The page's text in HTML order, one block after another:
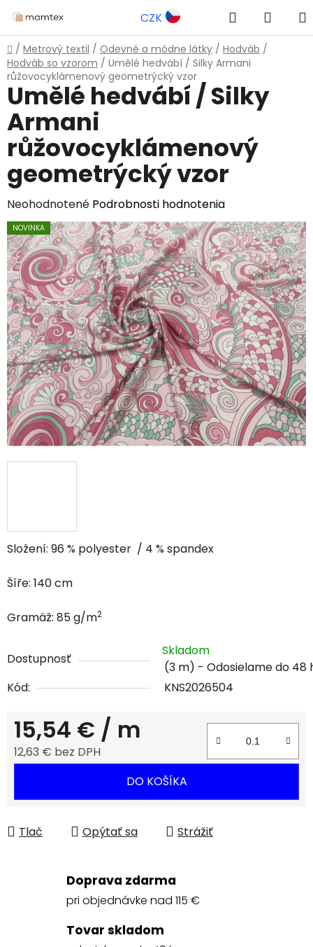
na
obsah
CZK Hľadať
KOŠÍK
Domov
/ Metrový textil / Odevné a módne látky / Hodváb /
Hodváb so vzorom / Umělé hedvábí / Silky Armani
růžovocyklámenový geometrýcký vzor
Složení: 96 % polyester / 4 % spandex
Šíře: 140 cm
Gramáž: 85g/m2
Dostupnosť
Skladom
(3 m)
Kód:
KNS2026504
15,54 € / m
12,63 € bez DPH
DO KOŠÍKA
Tlač Opýtať sa Strážiť
Umělé hedvábí / Silky
Armani
růžovocyklámenový
geometrýcký vzor
Priemerné
hodnotenie
produktu
je
0,0
z
5
hviezdičiek.
Neohodnotené Podrobnosti hodnotenia
NOVINKA
Doprava zdarma
pri objednávke nad 115 €
Tovar skladom